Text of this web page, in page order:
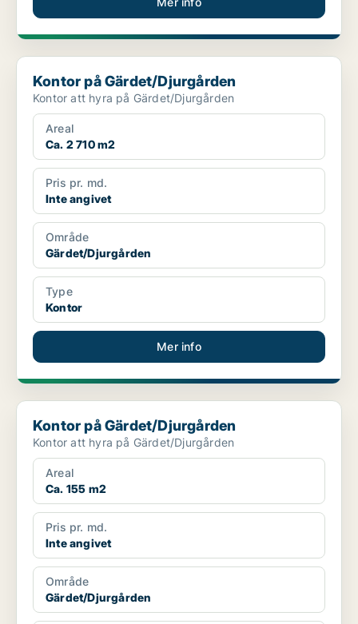
Kontor på Gärdet/Djurgården
Kontor på Gärdet/Djurgården
Kontor att hyra på Gärdet/Djurgården
Areal
Ca. 2 710 m2
Pris pr. md.
Inte angivet
Område
Gärdet/Djurgården
Type
Kontor
Mer info
Kontor på Gärdet/Djurgården
Kontor på Gärdet/Djurgården
Kontor att hyra på Gärdet/Djurgården
Areal
Ca. 155 m2
Pris pr. md.
Inte angivet
Område
Gärdet/Djurgården